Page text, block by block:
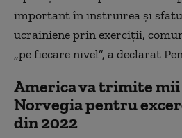
important în instruirea și
ucrainiene prin exerciții,
„pe fiecare nivel”, a declarat
America va trimite
Norvegia pentru
din 2022